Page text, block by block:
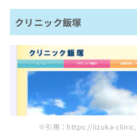
クリニック飯塚
※引用：https://iizuka-